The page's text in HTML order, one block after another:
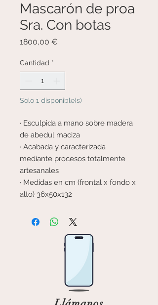
Mascarón de proa
Sra. Con botas
1800,00 €
Cantidad *
Solo 1 disponible(s)
· Esculpida a mano sobre madera
de abedul maciza
· Acabada y caracterizada
mediante procesos totalmente
artesanales
· Medidas en cm (frontal x fondo x
alto) 36x50x132